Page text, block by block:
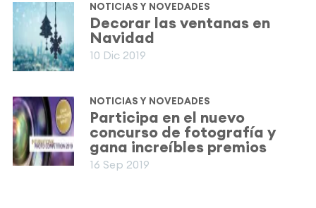
NOTICIAS Y NOVEDADES
Decorar las ventanas en
Navidad
10 Dic 2019
NOTICIAS Y NOVEDADES
Participa en el nuevo
concurso de fotografía y
gana increíbles premios
16 Sep 2019